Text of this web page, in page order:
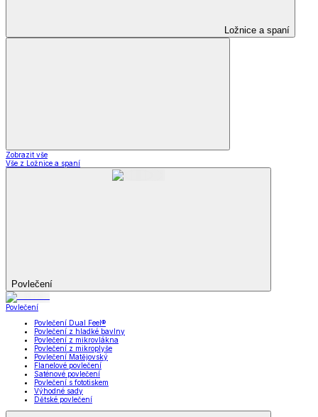
Ložnice a spaní
Zobrazit vše
Vše z Ložnice a spaní
Povlečení
Povlečení
Povlečení Dual Feel®
Povlečení z hladké bavlny
Povlečení z mikrovlákna
Povlečení z mikroplyše
Povlečení Matějovský
Flanelové povlečení
Saténové povlečení
Povlečení s fototiskem
Výhodné sady
Dětské povlečení